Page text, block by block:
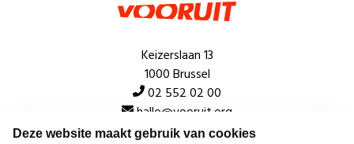
Deze website maakt gebruik van cookies
Keizerslaan 13
1000 Brussel
02 552 02 00
hallo@vooruit.org